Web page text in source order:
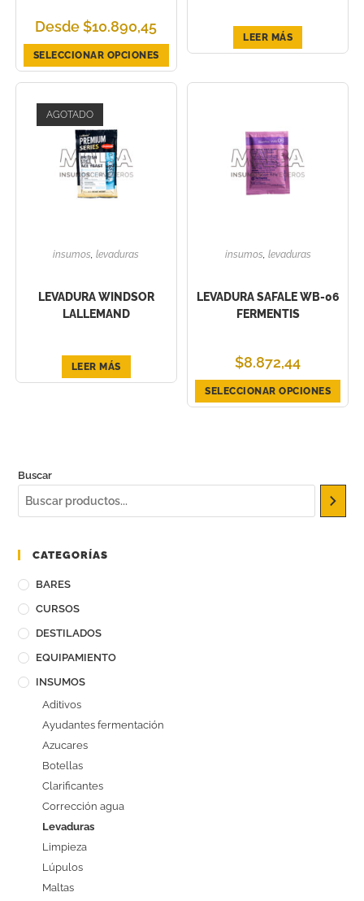
Desde $10.890,45
SELECCIONAR OPCIONES
LEER MÁS
AGOTADO
insumos ,levaduras
LEVADURA WINDSOR
LALLEMAND
LEER MÁS
insumos levaduras
LEVADURA SAFALE WB-06
FERMENTIS
$8.872,44
SELECCIONAR OPCIONES
Buscar
CATEGORÍAS
BARES
CURSOS
DESTILADOS
EQUIPAMIENTO
INSUMOS
Aditivos
Ayudantes fermentación
Azucares
Botellas
Clarificantes
Corrección agua
Levaduras
Limpieza
Lúpulos
Maltas